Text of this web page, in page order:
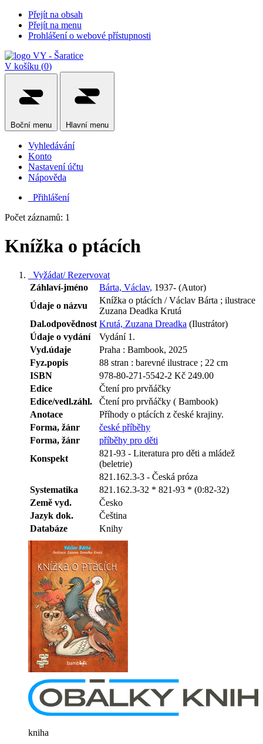
Přejít na obsah
Přejít na menu
Prohlášení o webové přístupnosti
V košíku (0)
Boční menu Hlavní menu
Vyhledávání
Konto
Nastavení účtu
Nápověda
Přihlášení
Počet záznamů: 1
Knížka o ptácích
Vyžádat/ Rezervovat
Záhlaví-jméno
Bárta, Václav, 1937- (Autor)
Údaje o názvu
Knížka o ptácích / Václav Bárta ; ilustrace
Zuzana Deadka Krutá
Dal.odpovědnost Krutá, Zuzana Dreadka (Ilustrátor)
Údaje o vydání
Vydání 1.
Vyd.údaje
Praha : Bambook, 2025
Fyz.popis
88 stran : barevné ilustrace ; 22 cm
ISBN
978-80-271-5542-2 Kč 249.00
Edice
Čtení pro prvňáčky
Edice/vedl.záhl.
Čtení pro prvňáčky ( Bambook)
Anotace
Příhody o ptácích z české krajiny.
Forma, žánr
české příběhy
Forma, žánr
příběhy pro děti
Konspekt
821-93 - Literatura pro děti a mládež
(beletrie)
821.162.3-3 - Česká próza
Systematika
821.162.3-32 * 821-93 * (0:82-32)
Země vyd.
Česko
Jazyk dok.
Čeština
Databáze
Knihy
kniha